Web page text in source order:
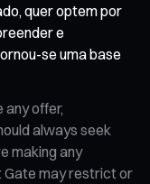
quer optem por
e
se uma base
offer,
always seek
making any
Gate may restrict or